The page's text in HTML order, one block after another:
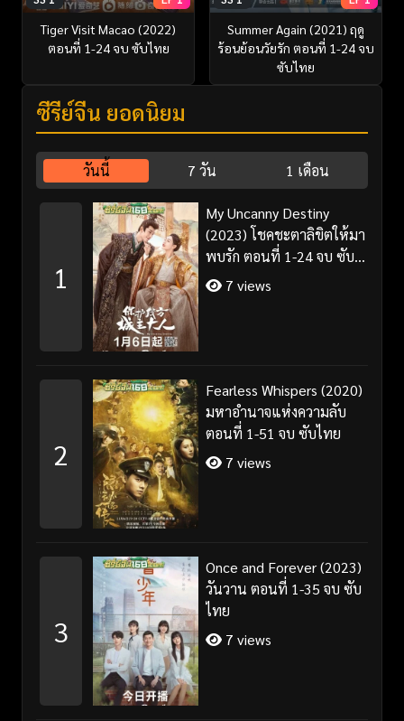
Tiger Visit Macao (2022)
ตอนที่ 1-24 จบ ซับไทย
Summer Again (2021) ฤดู
ร้อนย้อนวัยรัก ตอนที่ 1-24 จบ
ซับไทย
ซีรี่ย์จีน ยอดนิยม
วันนี้ 7 วัน 1 เดือน
1
My Uncanny Destiny
(2023) โชคชะตาลิขิตให้มา
พบรัก ตอนที่ 1-24 จบ ซับ
ไทย/พากย์ไทย
7 views
2
Fearless Whispers (2020)
มหาอำนาจแห่งความลับ
ตอนที่ 1-51 จบ ซับไทย
7 views
3
Once and Forever (2023)
วันวาน ตอนที่ 1-35 จบ ซับ
ไทย
7 views